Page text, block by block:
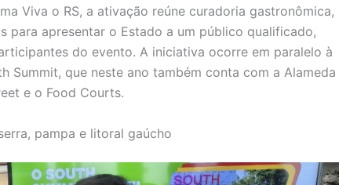
Viva o RS, a ativação reúne curadoria gastronômica,
para apresentar o Estado a um público qualificado,
do evento. A iniciativa ocorre em paralelo à
Summit, que neste ano também conta com a Alameda
e o Food Courts.
pampa e litoral gaúcho